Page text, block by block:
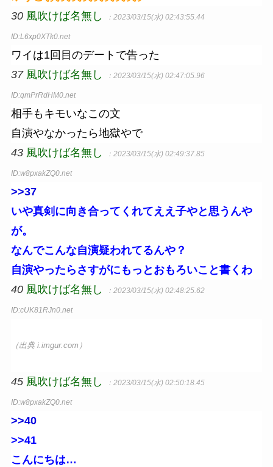
30 風吹けば名無し ：2023/03/15(水) 02:43:55.44
ID:L6xp0XTk0.net
ワイは1回目のデートで告った
37 風吹けば名無し ：2023/03/15(水) 02:47:05.96
ID:qmPrRdHM0.net
相手もキモいなこの文
自演やなかったら地獄やで
43 風吹けば名無し ：2023/03/15(水) 02:49:37.85
ID:w8pxakZQ0.net
>>37
いや真剣に向き合ってくれてええ子やと思うんや
が。
なんでこんな自演疑われてるんや？
自演やったらさすがにもっとおもろいこと書くわ
40 風吹けば名無し ：2023/03/15(水) 02:48:25.62
ID:cUK81RJn0.net
（出典 i.imgur.com）
45 風吹けば名無し ：2023/03/15(水) 02:50:18.45
ID:w8pxakZQ0.net
>>40
>>41
こんにちは…